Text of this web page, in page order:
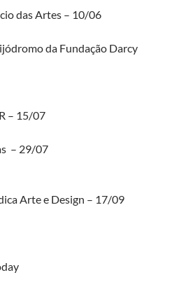
das Artes – 10/06
da Fundação Darcy
– 15/07
– 29/07
Arte e Design – 17/09